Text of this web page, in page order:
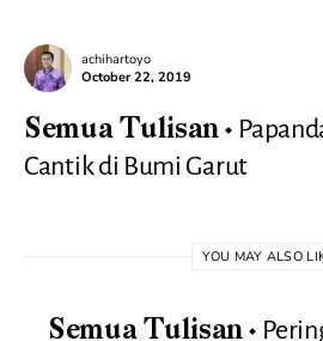
achihartoyo
October 22, 2019
Semua Tulisan
Cantik di Bumi Garut
YOU MAY ALSO
Semua Tulisan